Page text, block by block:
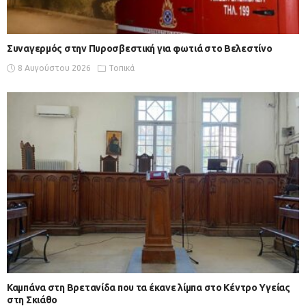
Συναγερμός στην Πυροσβεστική για φωτιά στο Βελεστίνο
8 Αυγούστου 2026 Τοπικά
Καμπάνα στη Βρετανίδα που τα έκανε λίμπα στο Κέντρο Υγείας
στη Σκιάθο